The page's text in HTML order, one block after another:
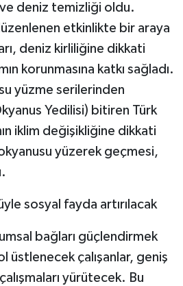
deniz temizliği oldu.
düzenlenen etkinlikte bir araya
deniz kirliliğine dikkati
korunmasına katkı sağladı.
su yüzme serilerinden
Yedilisi) bitiren Türk
iklim değişikliğine dikkati
yüzerek geçmesi,
sosyal fayda artırılacak
bağları güçlendirmek
üstlenecek çalışanlar, geniş
yürütecek. Bu